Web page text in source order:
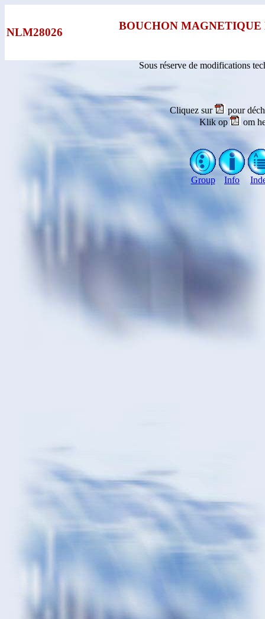
NLM28026
BOUCHON
Sous réserve de modifications
Cliquez sur
pour
Klik op
om
Group Info